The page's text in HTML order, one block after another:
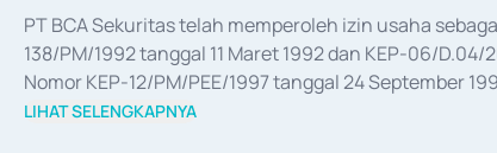
PT BCA Sekuritas telah memperoleh izin usaha
138/PM/1992 tanggal 11 Maret 1992 dan KEP-06/
Nomor KEP-12/PM/PEE/1997 tanggal 24 September
merger, akuisisi, divestasi, dan
LIHAT SELENGKAPNYA